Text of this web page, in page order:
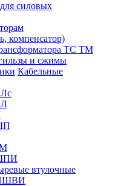
силовых
компенсатор)
ТС ТМ
и сжимы
Кабельные
втулочные
НШВИ